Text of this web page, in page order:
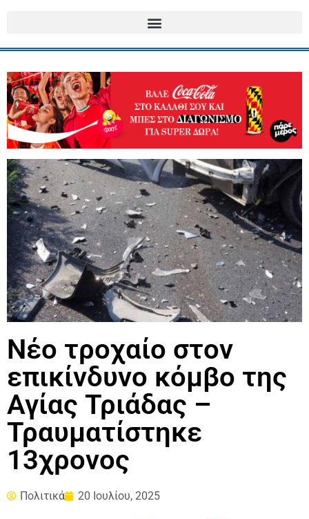
Νέο τροχαίο στον
επικίνδυνο κόμβο της
Αγίας Τριάδας –
Τραυματίστηκε
13χρονος
Πολιτικά 20 Ιουλίου, 2025